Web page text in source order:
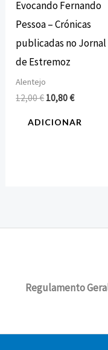
Evocando Fernando
Pessoa – Crónicas
publicadas no Jornal
de Estremoz
Alentejo
12,00€ 10,80€
ADICIONAR
Regulamento